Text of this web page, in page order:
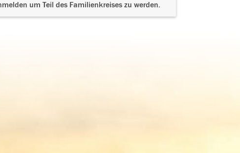
um Teil des Familienkreises zu werden.